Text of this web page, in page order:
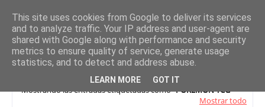
Mostrando las entradas etiquetadas como POKEMON TCG
Mostrar todo
This site uses cookies from Google to deliver its services
and to analyze traffic. Your IP address and user-agent are
shared with Google along with performance and security
metrics to ensure quality of service, generate usage
statistics, and to detect and address abuse.
LEARN MORE GOT IT